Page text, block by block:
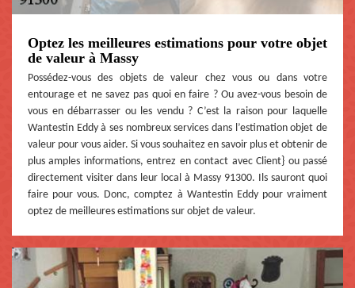
Optez les meilleures estimations pour votre objet
de valeur à Massy
Possédez-vous des objets de valeur chez vous ou dans votre
entourage et ne savez pas quoi en faire ? Ou avez-vous besoin de
vous en débarrasser ou les vendu ? C’est la raison pour laquelle
Wantestin Eddy à ses nombreux services dans l’estimation objet de
valeur pour vous aider. Si vous souhaitez en savoir plus et obtenir de
plus amples informations, entrez en contact avec Client} ou passé
directement visiter dans leur local à Massy 91300. Ils sauront quoi
faire pour vous. Donc, comptez à Wantestin Eddy pour vraiment
optez de meilleures estimations sur objet de valeur.